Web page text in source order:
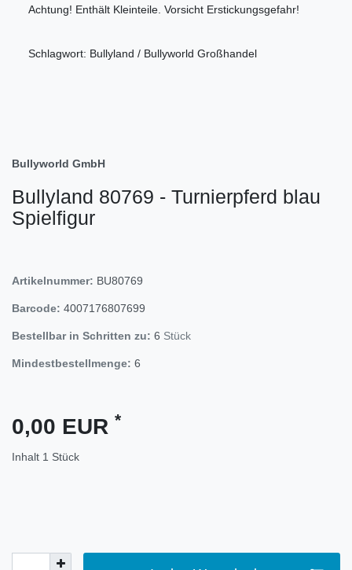
Achtung! Enthält Kleinteile. Vorsicht Erstickungsgefahr!
Schlagwort: Bullyland / Bullyworld Großhandel
Bullyworld GmbH
Bullyland 80769 - Turnierpferd blau
Spielfigur
Artikelnummer: BU80769
Barcode: 4007176807699
Bestellbar in Schritten zu: 6 Stück
Mindestbestellmenge: 6
0,00 EUR *
Inhalt 1 Stück